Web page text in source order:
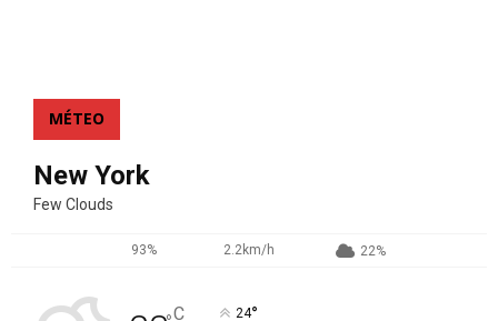
MÉTEO
New York
Few Clouds
93% 2.2km/h 22%
C 24°